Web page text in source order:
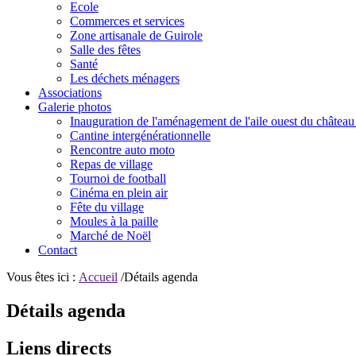
Ecole
Commerces et services
Zone artisanale de Guirole
Salle des fêtes
Santé
Les déchets ménagers
Associations
Galerie photos
Inauguration de l'aménagement de l'aile ouest du
Cantine intergénérationnelle
Rencontre auto moto
Repas de village
Tournoi de football
Cinéma en plein air
Fête du village
Moules à la paille
Marché de Noël
Contact
Vous êtes ici : Accueil /Détails agenda
Détails agenda
Liens directs